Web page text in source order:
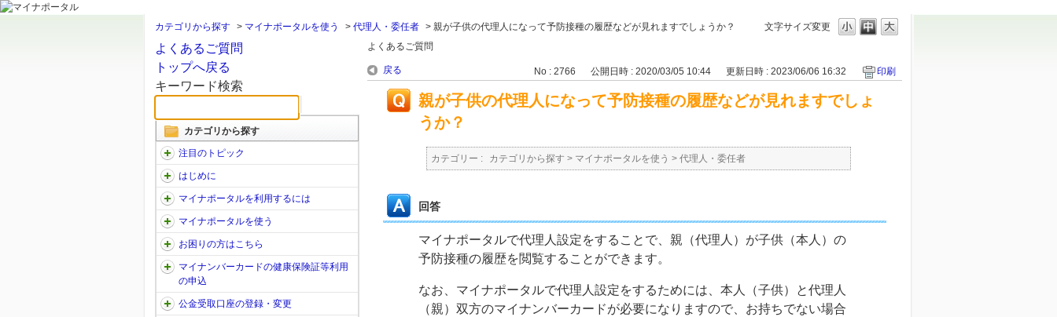
文字サイズ変更
カテゴリから探す > マイナポータルを使う > 代理人・委任者 > 親が子供の代理人になって予防接種の履歴などが見れますでしょうか？
よくあるご質問
トップへ戻る
キーワード検索
カテゴリから探す
注目のトピック
はじめに
マイナポータルを利用するには
マイナポータルを使う
お困りの方はこちら
マイナンバーカードの健康保険証等利用
の申込
公金受取口座の登録・変更
よくあるご質問
戻る No : 2766 公開日時 : 2020/03/05 10:44 更新日時 : 2023/06/06 16:32 印刷
親が子供の代理人になって予防接種の履歴などが見れますでしょ
うか？
カテゴリー : カテゴリから探す > マイナポータルを使う > 代理人・委任者
回答
マイナポータルで代理人設定をすることで、親（代理人）が子供（本人）の
予防接種の履歴を閲覧することができます。
なお、マイナポータルで代理人設定をするためには、本人（子供）と代理人
（親）双方のマイナンバーカードが必要になりますので、お持ちでない場合